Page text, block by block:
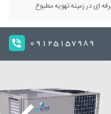
ای در زمینه تهویه مطبوع
09125157989